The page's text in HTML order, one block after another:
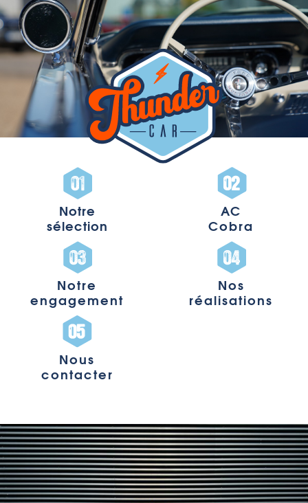
Notre
sélection
AC
Cobra
Notre
engagement
Nos
réalisations
Nous
contacter